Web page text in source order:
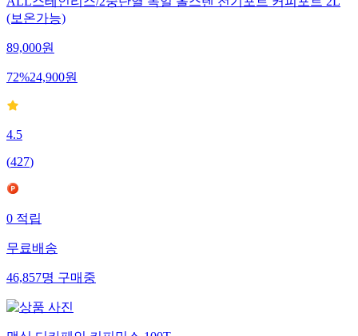
ALL스테인리스/2중단열 독일 올스텐 전기포트 커피포트 2L
(보온가능)
89,000원
72%24,900원
4.5
(427)
0적립
무료배송
46,857명구매중